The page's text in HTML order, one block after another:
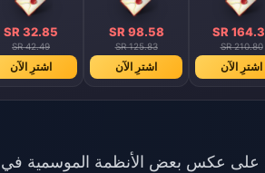
SR
SR 210.80
اشترِ الآن
SR 98.58
SR 125.83
اشترِ الآن
SR 32.85
SR 42.49
اشترِ الآن
يتم تأكيد وجود أي تذكرة مدفوعة لحدث "نجم الاستنتاج" لعام 2026. على عكس بعض الأنظمة الموسمية في